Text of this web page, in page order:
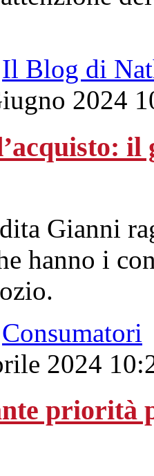
Il Blog di
2024
Gianni
hanno i
Consumatori
2024
priorità